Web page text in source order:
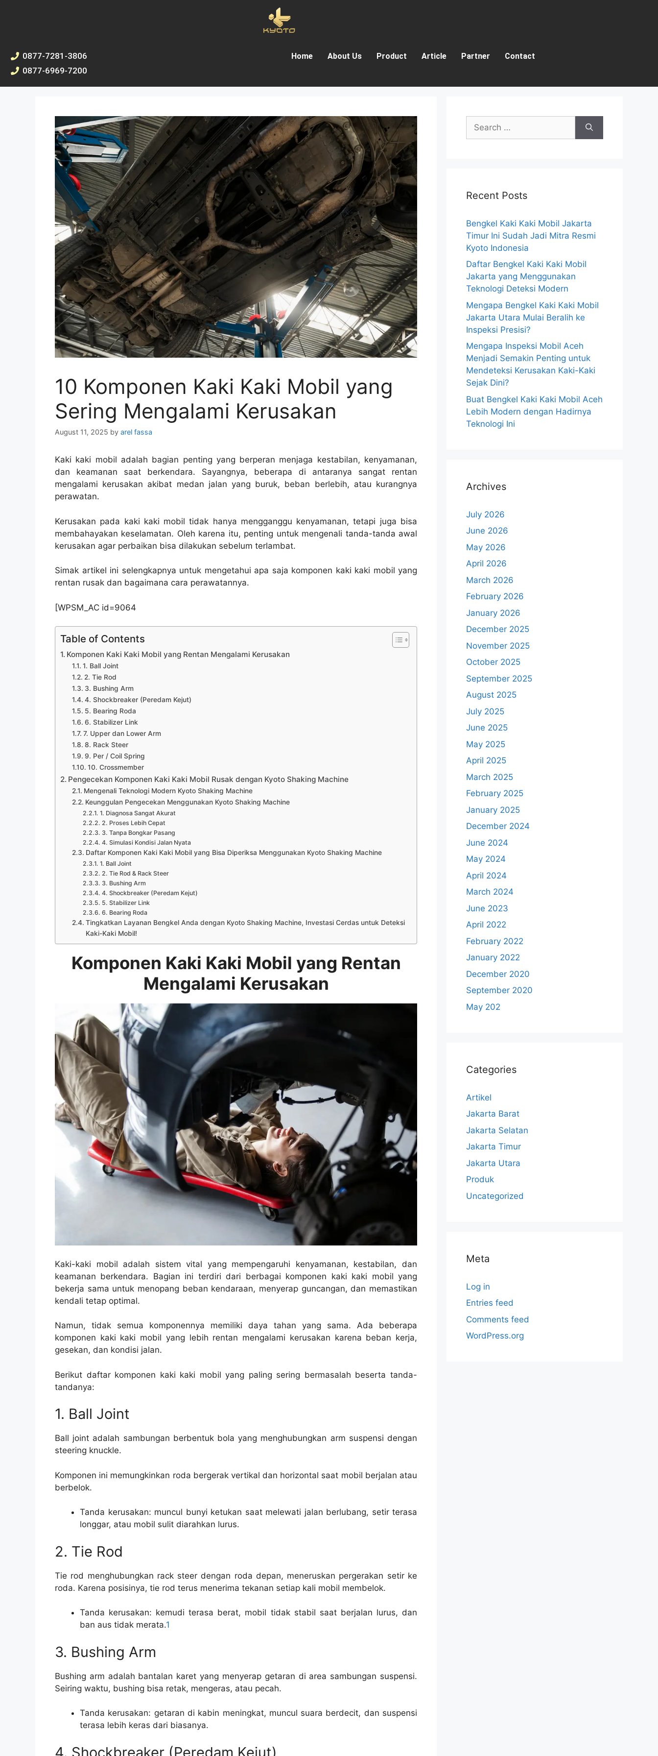
0877-7281-3806
0877-6969-7200
Home About Us Product Article Partner Contact
10 Komponen Kaki Kaki Mobil yang
Sering Mengalami Kerusakan
August 11, 2025 by arel fassa
Kaki kaki mobil adalah bagian penting yang berperan menjaga kestabilan, kenyamanan,
dan keamanan saat berkendara. Sayangnya, beberapa di antaranya sangat rentan
mengalami kerusakan akibat medan jalan yang buruk, beban berlebih, atau kurangnya
perawatan.
Kerusakan pada kaki kaki mobil tidak hanya mengganggu kenyamanan, tetapi juga bisa
membahayakan keselamatan. Oleh karena itu, penting untuk mengenali tanda-tanda awal
kerusakan agar perbaikan bisa dilakukan sebelum terlambat.
Simak artikel ini selengkapnya untuk mengetahui apa saja komponen kaki kaki mobil yang
rentan rusak dan bagaimana cara perawatannya.
[WPSM_AC id=9064
Table of Contents
Komponen Kaki Kaki Mobil yang Rentan Mengalami Kerusakan
1. Ball Joint
2. Tie Rod
3. Bushing Arm
4. Shockbreaker (Peredam Kejut)
5. Bearing Roda
6. Stabilizer Link
7. Upper dan Lower Arm
8. Rack Steer
9. Per / Coil Spring
10. Crossmember
Pengecekan Komponen Kaki Kaki Mobil Rusak dengan Kyoto Shaking Machine
Mengenali Teknologi Modern Kyoto Shaking Machine
Keunggulan Pengecekan Menggunakan Kyoto Shaking Machine
1. Diagnosa Sangat Akurat
2. Proses Lebih Cepat
3. Tanpa Bongkar Pasang
4. Simulasi Kondisi Jalan Nyata
Daftar Komponen Kaki Kaki Mobil yang Bisa Diperiksa Menggunakan Kyoto Shaking Machine
1. Ball Joint
2. Tie Rod & Rack Steer
3. Bushing Arm
4. Shockbreaker (Peredam Kejut)
5. Stabilizer Link
6. Bearing Roda
Tingkatkan Layanan Bengkel Anda dengan Kyoto Shaking Machine, Investasi Cerdas untuk Deteksi
Kaki-Kaki Mobil!
Komponen Kaki Kaki Mobil yang Rentan
Mengalami Kerusakan
Kaki-kaki mobil adalah sistem vital yang mempengaruhi kenyamanan, kestabilan, dan
keamanan berkendara. Bagian ini terdiri dari berbagai komponen kaki kaki mobil yang
bekerja sama untuk menopang beban kendaraan, menyerap guncangan, dan memastikan
kendali tetap optimal.
Namun, tidak semua komponennya memiliki daya tahan yang sama. Ada beberapa
komponen kaki kaki mobil yang lebih rentan mengalami kerusakan karena beban kerja,
gesekan, dan kondisi jalan.
Berikut daftar komponen kaki kaki mobil yang paling sering bermasalah beserta tanda-
tandanya:
1. Ball Joint
Ball joint adalah sambungan berbentuk bola yang menghubungkan arm suspensi dengan
steering knuckle.
Komponen ini memungkinkan roda bergerak vertikal dan horizontal saat mobil berjalan atau
berbelok.
Tanda kerusakan: muncul bunyi ketukan saat melewati jalan berlubang, setir terasa
longgar, atau mobil sulit diarahkan lurus.
2. Tie Rod
Tie rod menghubungkan rack steer dengan roda depan, meneruskan pergerakan setir ke
roda. Karena posisinya, tie rod terus menerima tekanan setiap kali mobil membelok.
Tanda kerusakan: kemudi terasa berat, mobil tidak stabil saat berjalan lurus, dan
ban aus tidak merata.1
3. Bushing Arm
Bushing arm adalah bantalan karet yang menyerap getaran di area sambungan suspensi.
Seiring waktu, bushing bisa retak, mengeras, atau pecah.
Tanda kerusakan: getaran di kabin meningkat, muncul suara berdecit, dan suspensi
terasa lebih keras dari biasanya.
4. Shockbreaker (Peredam Kejut)
Recent Posts
Bengkel Kaki Kaki Mobil Jakarta
Timur Ini Sudah Jadi Mitra Resmi
Kyoto Indonesia
Daftar Bengkel Kaki Kaki Mobil
Jakarta yang Menggunakan
Teknologi Deteksi Modern
Mengapa Bengkel Kaki Kaki Mobil
Jakarta Utara Mulai Beralih ke
Inspeksi Presisi?
Mengapa Inspeksi Mobil Aceh
Menjadi Semakin Penting untuk
Mendeteksi Kerusakan Kaki-Kaki
Sejak Dini?
Buat Bengkel Kaki Kaki Mobil Aceh
Lebih Modern dengan Hadirnya
Teknologi Ini
Archives
July 2026
June 2026
May 2026
April 2026
March 2026
February 2026
January 2026
December 2025
November 2025
October 2025
September 2025
August 2025
July 2025
June 2025
May 2025
April 2025
March 2025
February 2025
January 2025
December 2024
June 2024
May 2024
April 2024
March 2024
June 2023
April 2022
February 2022
January 2022
December 2020
September 2020
May 202
Categories
Artikel
Jakarta Barat
Jakarta Selatan
Jakarta Timur
Jakarta Utara
Produk
Uncategorized
Meta
Log in
Entries feed
Comments feed
WordPress.org